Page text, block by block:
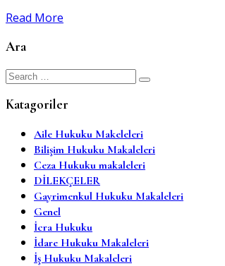
Read More
Ara
Search
Katagoriler
Aile Hukuku Makeleleri
Bilişim Hukuku Makaleleri
Ceza Hukuku makaleleri
DİLEKÇELER
Gayrimenkul Hukuku Makaleleri
Genel
İcra Hukuku
İdare Hukuku Makaleleri
İş Hukuku Makaleleri